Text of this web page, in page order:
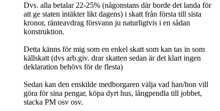
Dvs. alla betalar 22-25% (någonstans där borde det landa för
att ge staten intäkter likt dagens) i skatt från första till sista
kronor, ränteavdrag försvann ju naturligtvis i en sådan
konstruktion.
Detta känns för mig som en enkel skatt som kan tas in som
källskatt (dvs arb.giv. drar skatten sedan är det klart ingen
deklaration behövs för de flesta)
Sedan kan den enskilde medborgaren välja vad han/hon vill
göra för sina pengar, köpa dyrt hus, långpendla till jobbet,
stacka PM osv osv.